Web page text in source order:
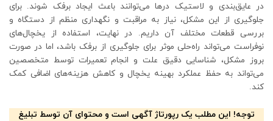
در عایق‌بندی و لاستیک درها می‌توانند باعث ایجاد برفک شوند. برای
جلوگیری از این مشکل، نیاز به مراقبت و نگهداری منظم از دستگاه و
بررسی قطعات مختلف آن داریم. در نهایت، استفاده از یخچال‌های
نوفراست می‌تواند راه‌حلی موثر برای جلوگیری از برفک باشد، اما در صورت
بروز مشکل، شناسایی دقیق علت و انجام تعمیرات توسط متخصصین
می‌تواند به حفظ عملکرد بهینه یخچال و کاهش هزینه‌های اضافی کمک
کند.
توجه! این مطلب یک رپورتاژ آگهی است و محتوای آن توسط تبلیغ